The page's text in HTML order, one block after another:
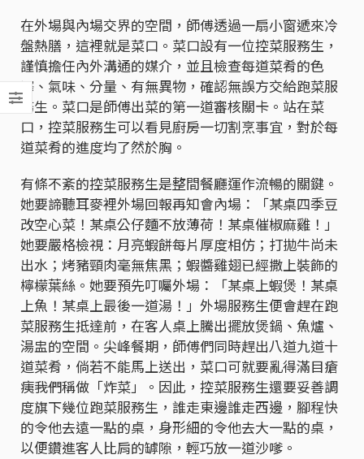
在外場與內場交界的空間，師傅透過一扇小窗遞來冷
盤熱膳，這裡就是菜口。菜口設有一位控菜服務生，
謹慎擔任內外溝通的媒介，並且檢查每道菜肴的色
澤、氣味、分量、有無異物，確認無誤方交給跑菜服
務生。菜口是師傅出菜的第一道審核關卡。站在菜
口，控菜服務生可以看見廚房一切割烹事宜，對於每
道菜肴的進度均了然於胸。
有條不紊的控菜服務生是整間餐廳運作流暢的關鍵。
她要諦聽耳麥裡外場回報再知會內場：「某桌四季豆
改空心菜！某桌公仔麵不放薄荷！某桌催椒麻雞！」
她要嚴格檢視：月亮蝦餅每片厚度相仿；打拋牛尚未
出水；烤豬頸肉毫無焦黑；蝦醬雞翅已經撒上裝飾的
檸檬葉絲。她要預先叮囑外場：「某桌上蝦煲！某桌
上魚！某桌上最後一道湯！」外場服務生便會趕在跑
菜服務生抵達前，在客人桌上騰出擺放煲鍋、魚爐、
湯盅的空間。尖峰餐期，師傅們同時趕出八道九道十
道菜肴，倘若不能馬上送出，菜口可就要亂得滿目瘡
痍――我們稱做「炸菜」。因此，控菜服務生還要妥善調
度旗下幾位跑菜服務生，誰走東邊誰走西邊，腳程快
的令他去遠一點的桌，身形細的令他去大一點的桌，
以便鑽進客人比肩的罅隙，輕巧放一道沙嗲。